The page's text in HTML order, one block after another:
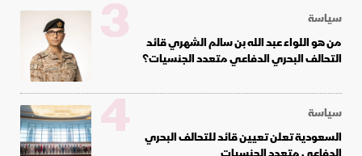
سياسة
من هو اللواء عبد الله بن سالم الشهري قائد
التحالف البحري الدفاعي متعدد الجنسيات؟
3
سياسة
السعودية تعلن تعيين قائد للتحالف البحري
4